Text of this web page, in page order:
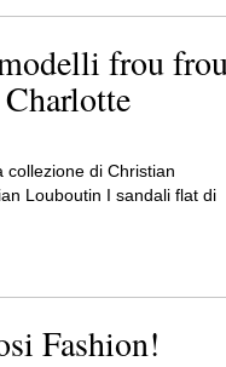
frou
collezione di Christian
Louboutin I sandali flat di
Fashion!